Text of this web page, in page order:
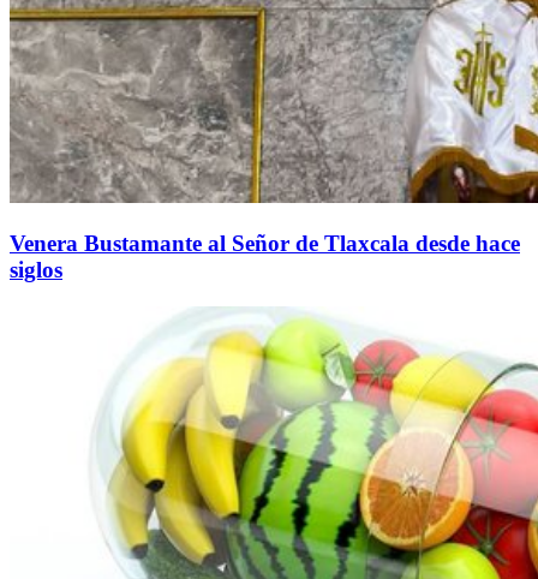
Venera Bustamante al Señor de Tlaxcala desde hace
siglos